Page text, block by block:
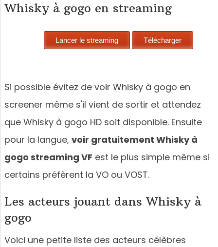
Whisky à gogo en streaming
Si possible évitez de voir Whisky à gogo en
screener même s'il vient de sortir et attendez
que Whisky à gogo HD soit disponible. Ensuite
pour la langue, voir gratuitement Whisky à
gogo streaming VF est le plus simple même si
certains préfèrent la VO ou VOST.
Les acteurs jouant dans Whisky à
gogo
Voici une petite liste des acteurs célèbres